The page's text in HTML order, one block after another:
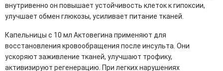
внутривенно он повышает устойчивость клеток к гипоксии,
улучшает обмен глюкозы, усиливает питание тканей.
Капельницы с 10 мл Актовегина применяют для
восстановления кровообращения после инсульта. Они
ускоряют заживление тканей, улучшают трофику,
активизируют регенерацию. При легких нарушениях